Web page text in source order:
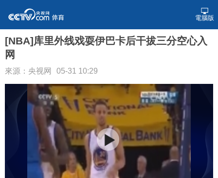
電腦版
[NBA]库里外线戏耍伊巴卡后干拔三分空心入
网
來源：央视网 05-31 10:29